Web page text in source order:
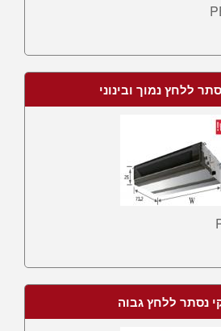
ללחץ נמוך ובינוני
נסתר ללחץ גבוה